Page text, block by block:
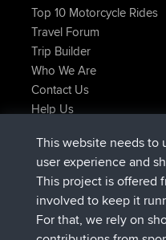
Top 10 Motorcycle Rides
Travel Forum
Trip Builder
Who We Are
Contact Us
Help Us
TTonyFè entrato a far
joshawkDeleted Route
AndyMnè entrato a far
Atanasè entrato a far
JimmyGERè entrato a
This website needs to
user experience and
This project is offered
involved to keep it
For that, we rely on